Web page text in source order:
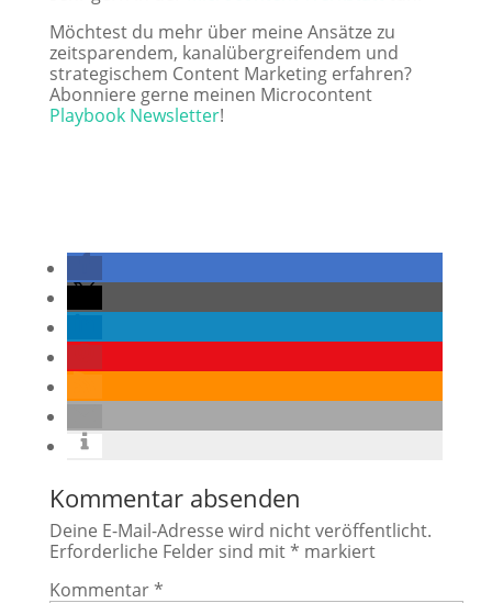
Möchtest du mehr über meine Ansätze zu
zeitsparendem, kanalübergreifendem und
strategischem Content Marketing erfahren?
Abonniere gerne meinen Microcontent
Playbook Newsletter!
Kommentar absenden
Deine E-Mail-Adresse wird nicht veröffentlicht.
Erforderliche Felder sind mit* markiert
Kommentar*